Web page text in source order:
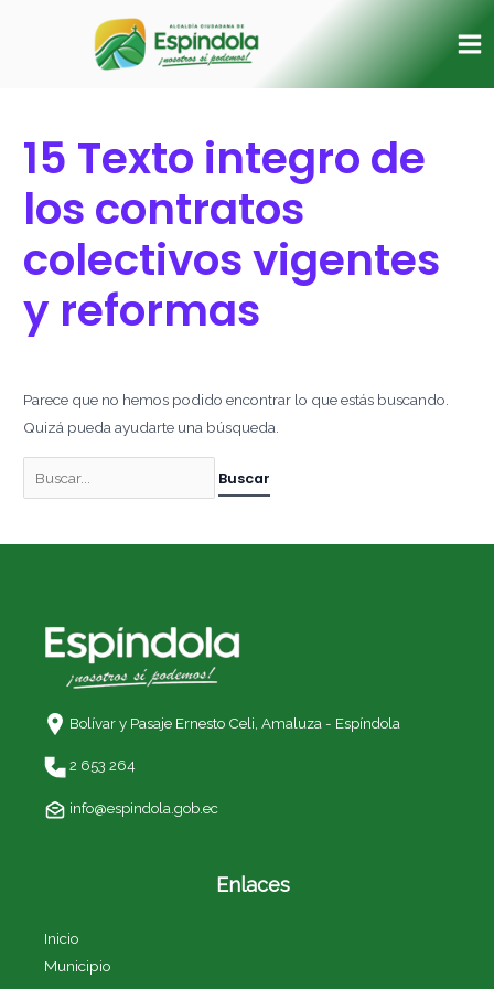
15 Texto integro de
los contratos
colectivos vigentes
y reformas
Parece que no hemos podido encontrar lo que estás buscando.
Quizá pueda ayudarte una búsqueda.
Bolívar y Pasaje Ernesto Celi, Amaluza - Espíndola
2 653 264
info@espindola.gob.ec
Enlaces
Inicio
Municipio